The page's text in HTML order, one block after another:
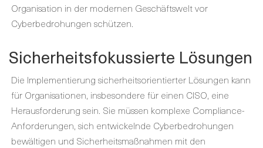
Organisation in der modernen Geschäftswelt vor
Cyberbedrohungen schützen.
Sicherheitsfokussierte Lösungen
Die Implementierung sicherheitsorientierter Lösungen kann
für Organisationen, insbesondere für einen CISO, eine
Herausforderung sein. Sie müssen komplexe Compliance-
Anforderungen, sich entwickelnde Cyberbedrohungen
bewältigen und Sicherheitsmaßnahmen mit den